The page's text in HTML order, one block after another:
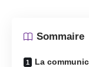
Sommaire
La